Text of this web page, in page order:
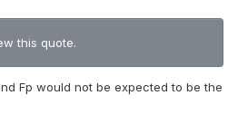
this quote.
Fp would not be expected to be the